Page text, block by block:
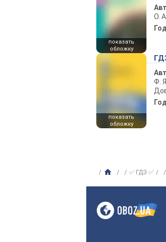
показать
обложку
О.
показать
обложку
Ф.
✅ ГДЗ ✅